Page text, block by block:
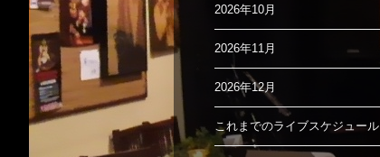
2026年10月
2026年11月
2026年12月
これまでのライブスケジュール